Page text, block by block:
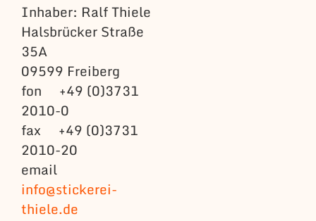
Inhaber: Ralf Thiele
Halsbrücker Straße
35A
09599 Freiberg
fon +49 (0)3731
2010-0
fax +49 (0)3731
2010-20
email
info@stickerei-
thiele.de